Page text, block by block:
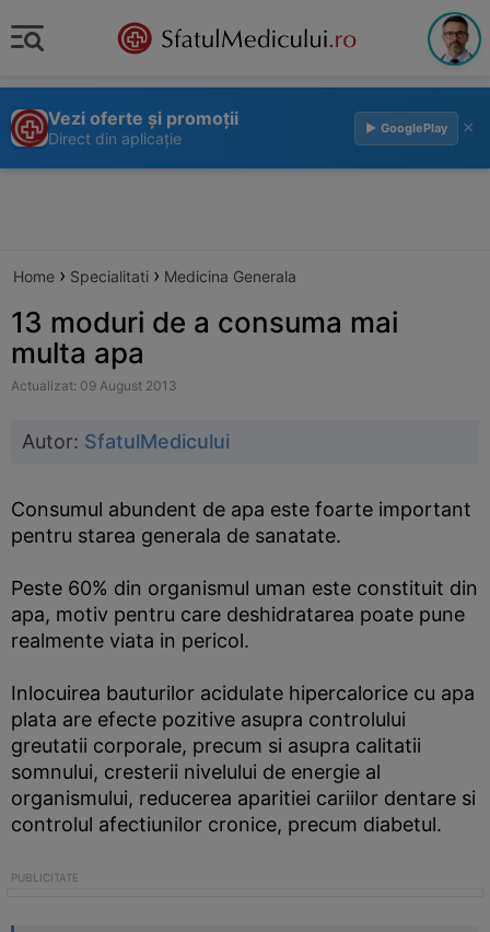
Vezi oferte și promoții
Direct din aplicație
▶ GooglePlay ×
Home › Specialitati › Medicina Generala
13 moduri de a consuma mai
multa apa
Actualizat: 09 August 2013
Autor: SfatulMedicului
Consumul abundent de apa este foarte important
pentru starea generala de sanatate.
Peste 60% din organismul uman este constituit din
apa, motiv pentru care deshidratarea poate pune
realmente viata in pericol.
Inlocuirea bauturilor acidulate hipercalorice cu apa
plata are efecte pozitive asupra controlului
greutatii corporale, precum si asupra calitatii
somnului, cresterii nivelului de energie al
organismului, reducerea aparitiei cariilor dentare si
controlul afectiunilor cronice, precum diabetul.